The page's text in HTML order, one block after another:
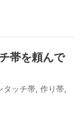
帯を頼んで
タッチ帯, 作り帯,